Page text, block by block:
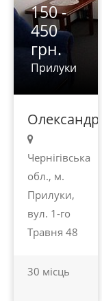
150 -
450
грн.
Прилуки
Олександрія
Чернігівська
обл., м.
Прилуки,
вул. 1-го
Травня 48
30 місць